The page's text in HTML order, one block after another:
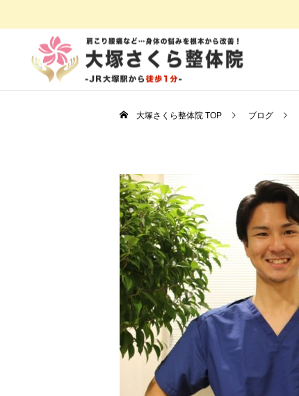
大塚さくら整体院 TOP ブログ